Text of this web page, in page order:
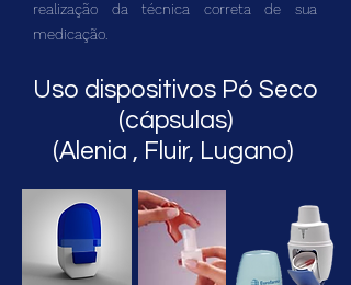
realização da técnica correta de sua
medicação.
Uso dispositivos Pó Seco
(cápsulas)
(Alenia , Fluir, Lugano)